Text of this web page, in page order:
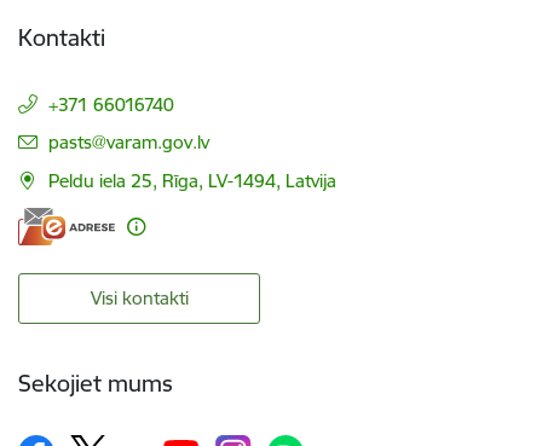
Kontakti
+371 66016740
E-pasts:
pasts@varam.gov.lv
Peldu iela 25, Rīga, LV-1494, Latvija
Visi kontakti
Sekojiet mums